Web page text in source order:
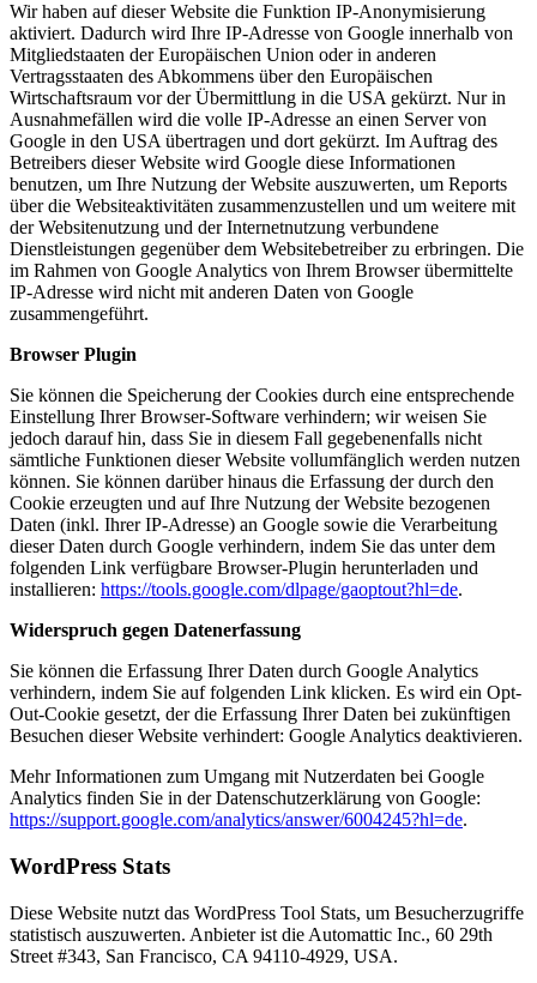
Wir haben auf dieser Website die Funktion IP-Anonymisierung
aktiviert. Dadurch wird Ihre IP-Adresse von Google innerhalb von
Mitgliedstaaten der Europäischen Union oder in anderen
Vertragsstaaten des Abkommens über den Europäischen
Wirtschaftsraum vor der Übermittlung in die USA gekürzt. Nur in
Ausnahmefällen wird die volle IP-Adresse an einen Server von
Google in den USA übertragen und dort gekürzt. Im Auftrag des
Betreibers dieser Website wird Google diese Informationen
benutzen, um Ihre Nutzung der Website auszuwerten, um Reports
über die Websiteaktivitäten zusammenzustellen und um weitere mit
der Websitenutzung und der Internetnutzung verbundene
Dienstleistungen gegenüber dem Websitebetreiber zu erbringen. Die
im Rahmen von Google Analytics von Ihrem Browser übermittelte
IP-Adresse wird nicht mit anderen Daten von Google
zusammengeführt.
Browser Plugin
Sie können die Speicherung der Cookies durch eine entsprechende
Einstellung Ihrer Browser-Software verhindern; wir weisen Sie
jedoch darauf hin, dass Sie in diesem Fall gegebenenfalls nicht
sämtliche Funktionen dieser Website vollumfänglich werden nutzen
können. Sie können darüber hinaus die Erfassung der durch den
Cookie erzeugten und auf Ihre Nutzung der Website bezogenen
Daten (inkl. Ihrer IP-Adresse) an Google sowie die Verarbeitung
dieser Daten durch Google verhindern, indem Sie das unter dem
folgenden Link verfügbare Browser-Plugin herunterladen und
installieren: https://tools.google.com/dlpage/gaoptout?hl=de.
Widerspruch gegen Datenerfassung
Sie können die Erfassung Ihrer Daten durch Google Analytics
verhindern, indem Sie auf folgenden Link klicken. Es wird ein Opt-
Out-Cookie gesetzt, der die Erfassung Ihrer Daten bei zukünftigen
Besuchen dieser Website verhindert: Google Analytics deaktivieren.
Mehr Informationen zum Umgang mit Nutzerdaten bei Google
Analytics finden Sie in der Datenschutzerklärung von Google:
https://support.google.com/analytics/answer/6004245?hl=de.
WordPress Stats
Diese Website nutzt das WordPress Tool Stats, um Besucherzugriffe
statistisch auszuwerten. Anbieter ist die Automattic Inc., 60 29th
Street #343, San Francisco, CA 94110-4929, USA.